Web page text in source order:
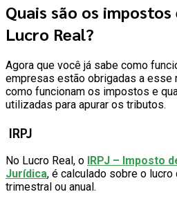
Quais são os
Lucro Real?
Agora que você já sabe como
empresas estão obrigadas a esse
como funcionam os impostos e
utilizadas para apurar os tributos.
IRPJ
No Lucro Real, o IRPJ – Imposto
Jurídica, é calculado sobre o
trimestral ou anual.